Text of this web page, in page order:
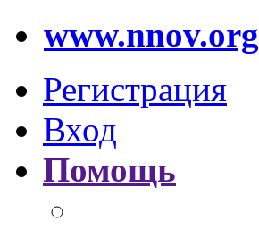
www.nnov.org
Регистрация
Вход
Помощь